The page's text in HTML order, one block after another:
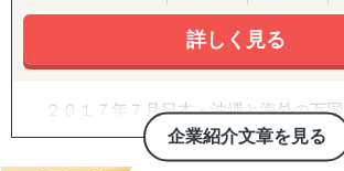
韓国
↳ アジア（中東ほか）：ドバイ・サウジ
ド・バングラデシュ・モンゴル
※サポート内容により、対応の可否や得
があります。
詳しく見る
企業紹介文章を見る
２０１７年７月日本・沖縄と海外の万国
目指して、企業の海外展開支援を目的と
設立。アジア・欧州を中心に沖縄県内・沖